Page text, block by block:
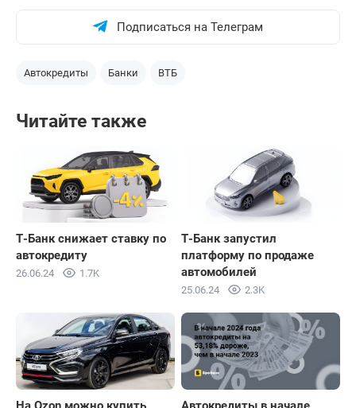
Подписаться на Телеграм
Автокредиты Банки ВТБ
Читайте также
Т-Банк снижает ставку по
автокредиту
26.06.24 1.7K
Т-Банк запустил
платформу по продаже
автомобилей
25.06.24 2.3K